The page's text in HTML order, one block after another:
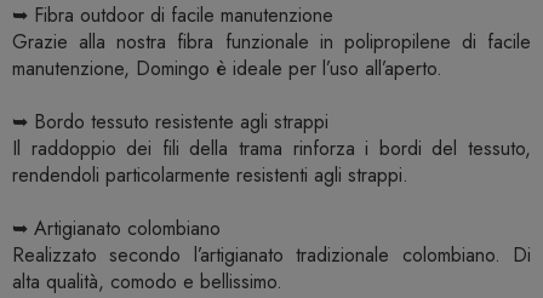
➥ Fibra outdoor di facile manutenzione
Grazie alla nostra fibra funzionale in polipropilene di facile
manutenzione, Domingo è ideale per l’uso all’aperto.
➥ Bordo tessuto resistente agli strappi
Il raddoppio dei fili della trama rinforza i bordi del tessuto,
rendendoli particolarmente resistenti agli strappi.
➥ Artigianato colombiano
Realizzato secondo l’artigianato tradizionale colombiano. Di
alta qualità, comodo e bellissimo.